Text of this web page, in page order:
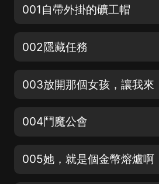
001自帶外掛的礦工帽
002隱藏任務
003放開那個女孩，讓我來
004鬥魔公會
005她，就是個金幣熔爐啊